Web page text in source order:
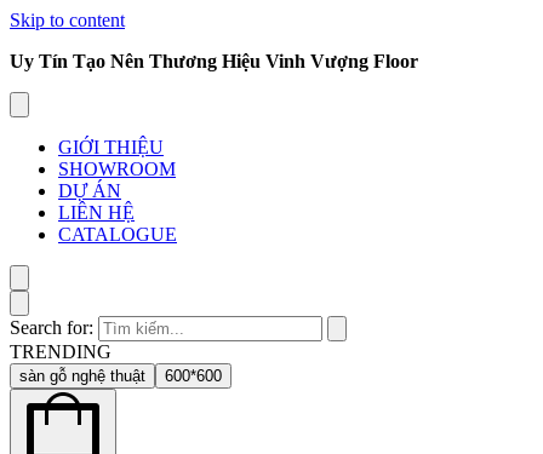
Skip to content
Uy Tín Tạo Nên Thương Hiệu Vinh Vượng Floor
GIỚI THIỆU
SHOWROOM
DỰ ÁN
LIÊN HỆ
CATALOGUE
Search for:
TRENDING
sàn gỗ nghệ thuật 600*600